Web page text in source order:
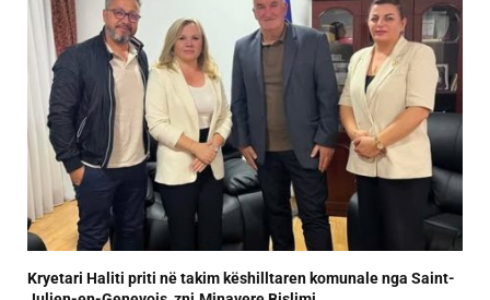
Kryetari Haliti priti në takim këshilltaren komunale nga Saint-